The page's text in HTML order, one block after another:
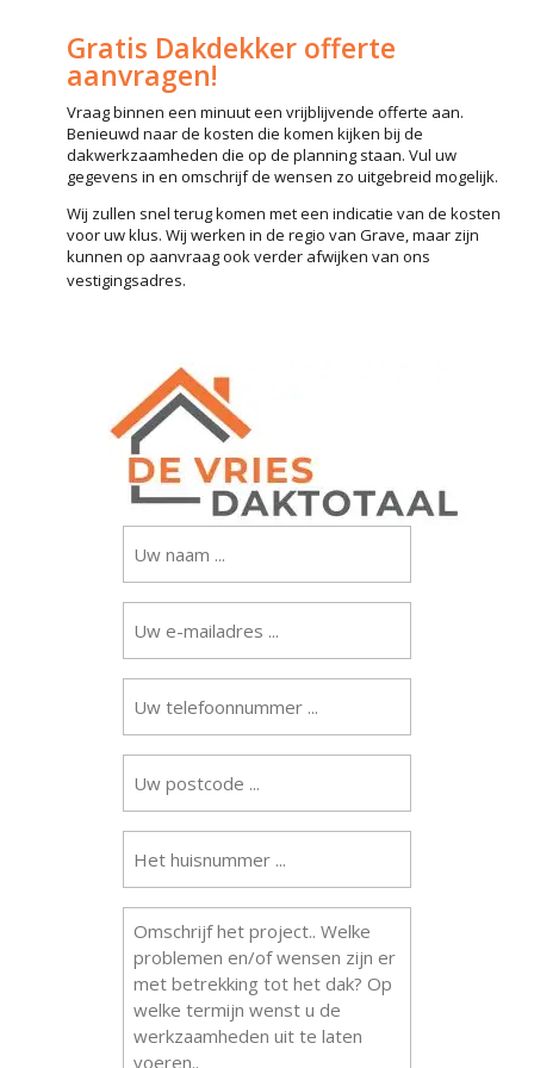
Gratis Dakdekker offerte
aanvragen!
Vraag binnen een minuut een vrijblijvende offerte aan.
Benieuwd naar de kosten die komen kijken bij de
dakwerkzaamheden die op de planning staan. Vul uw
gegevens in en omschrijf de wensen zo uitgebreid mogelijk.
Wij zullen snel terug komen met een indicatie van de kosten
voor uw klus. Wij werken in de regio van Grave, maar zijn
kunnen op aanvraag ook verder afwijken van ons
vestigingsadres.
Uw
naam(Vereist)
Uw
e-
mailadres(Vereist)
Uw
telefoonnummer(Vereist)
Uw
postcode(Vereist)
Het
huisnummer
...
(Vereist)
Omschrijving
werkzaamheden(Vereist)